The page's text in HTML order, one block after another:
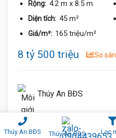
Thúy An BĐS Thúy An BĐS Lọc
Rộng: 4.2 m x 8.5 m
Diện tích: 45 m²
Giá/m²: 165 triệu/m²
8 tỷ 500 triệu So
Thúy An BĐS